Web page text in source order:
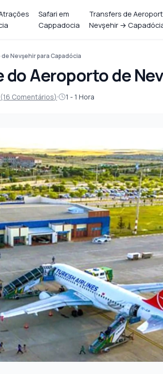
Safari em
Cappadocia
Transfers de
Nevşehir →
Nevşehir para Capadócia
Aeroporto de
(16 Comentários) 1 - 1 Hora